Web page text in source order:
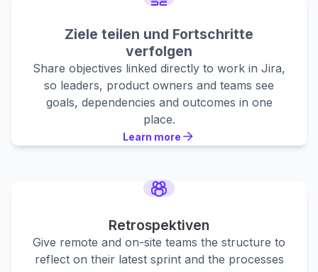
Ziele teilen und Fortschritte
verfolgen
Share objectives linked directly to work in Jira,
so leaders, product owners and teams see
goals, dependencies and outcomes in one
place.
Learn more
Learn more
Retrospektiven
Give remote and on-site teams the structure to
reflect on their latest sprint and the processes